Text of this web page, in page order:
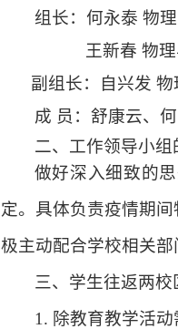
组 长： 何永泰 物理
王新春 物理
副组长：自兴发 物
成 员 ： 舒康云、
二、工作领导小组
做好深入细致的
定。 具体负责疫情期
极主动配合学校相关
三、学生往返两
1. 除教育教学活